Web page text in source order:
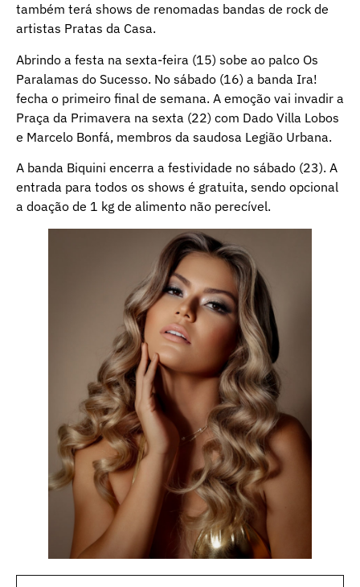
também terá shows de renomadas bandas de rock de
artistas Pratas da Casa.
Abrindo a festa na sexta-feira (15) sobe ao palco Os
Paralamas do Sucesso. No sábado (16) a banda Ira!
fecha o primeiro final de semana. A emoção vai invadir a
Praça da Primavera na sexta (22) com Dado Villa Lobos
e Marcelo Bonfá, membros da saudosa Legião Urbana.
A banda Biquini encerra a festividade no sábado (23). A
entrada para todos os shows é gratuita, sendo opcional
a doação de 1 kg de alimento não perecível.